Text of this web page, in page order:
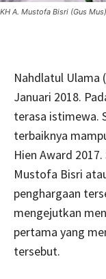
KH A. Mustofa Bisri (Gus Mus)
Nahdlatul Ulama
Januari 2018.
terasa istimewa.
terbaiknya
Hien Award
Mustofa Bisri
penghargaan
mengejutkan
pertama yang
tersebut.